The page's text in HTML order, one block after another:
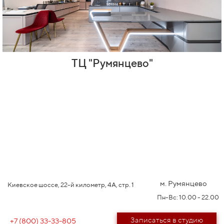
ТЦ "Румянцево"
Киевское шоссе, 22-й километр, 4А, стр. 1 м. Румянцево
Пн-Вс: 10.00 - 22.00
+7 (800) 33-33-805 Записаться в студию